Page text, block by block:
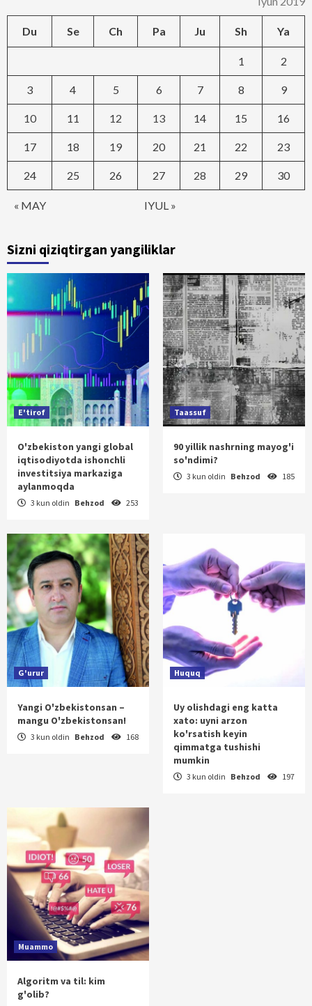
Du Se Ch Pa Ju Sh Ya
« MAY IYUL »
1 2
3 4 5 6 7 8 9
10 11 12 13 14 15 16
17 18 19 20 21 22 23
24 25 26 27 28 29 30
Sizni qiziqtirgan yangiliklar
E'tirof
O'zbekiston yangi global
iqtisodiyotda ishonchli
investitsiya markaziga
aylanmoqda
3 kun oldin Behzod 253
Taassuf
90 yillik nashrning mayog'i
so'ndimi?
3 kun oldin Behzod 185
G'urur
Yangi O'zbekistonsan –
mangu O'zbekistonsan!
3 kun oldin Behzod 168
Huquq
Uy olishdagi eng katta
xato: uyni arzon
ko'rsatish keyin
qimmatga tushishi
mumkin
3 kun oldin Behzod 197
Muammo
Algoritm va til: kim
g'olib?